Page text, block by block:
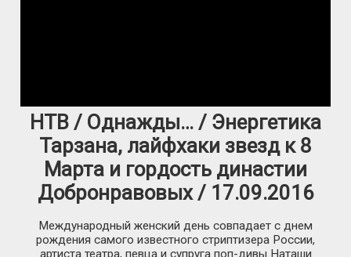
НТВ / Однажды… / Энергетика
Тарзана, лайфхаки звезд к 8
Марта и гордость династии
Добронравовых / 17.09.2016
Международный женский день совпадает с днем
рождения самого известного стриптизера России,
артиста театра, певца и супруга поп-дивы Наташи